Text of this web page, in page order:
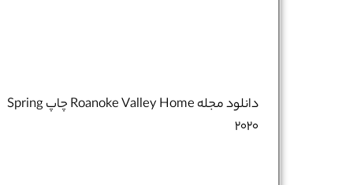
دانلود مجله Roanoke Valley Home چاپ Spring
۲۰۲۰